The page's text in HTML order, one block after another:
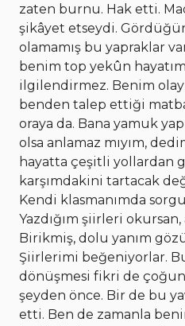
zaten burnu. Hak etti.
şikâyet etseydi.
olamamış bu yapraklar
benim top yekûn
ilgilendirmez. Benim
benden talep ettiği
oraya da. Bana yamuk
olsa anlamaz mıyım,
hayatta çeşitli yollardan
karşımdakini tartacak
Kendi klasmanımda
Yazdığım şiirleri okursan,
Birikmiş, dolu yanım
Şiirlerimi beğeniyorlar.
dönüşmesi fikri de
şeyden önce. Bir de bu
etti. Ben de zamanla